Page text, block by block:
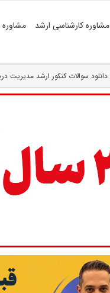
مشاوره کارشناسی ارشد
دانلود سوالات کنکور ارشد مدیریت